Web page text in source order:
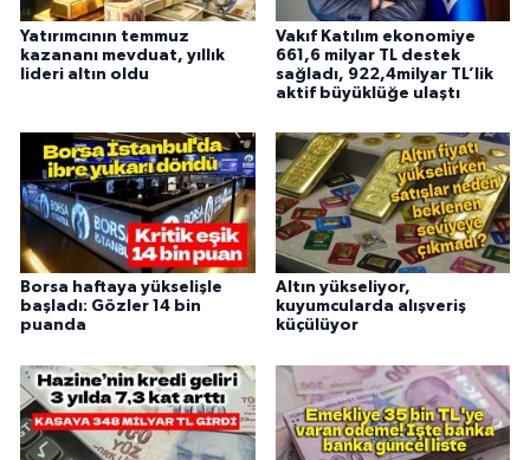
Yatırımcının temmuz
kazananı mevduat, yıllık
lideri altın oldu
Vakıf Katılım ekonomiye
661,6 milyar TL destek
sağladı, 922,4milyar TL’lik
aktif büyüklüğe ulaştı
Borsa haftaya yükselişle
başladı: Gözler 14 bin
puanda
Altın yükseliyor,
kuyumcularda alışveriş
küçülüyor